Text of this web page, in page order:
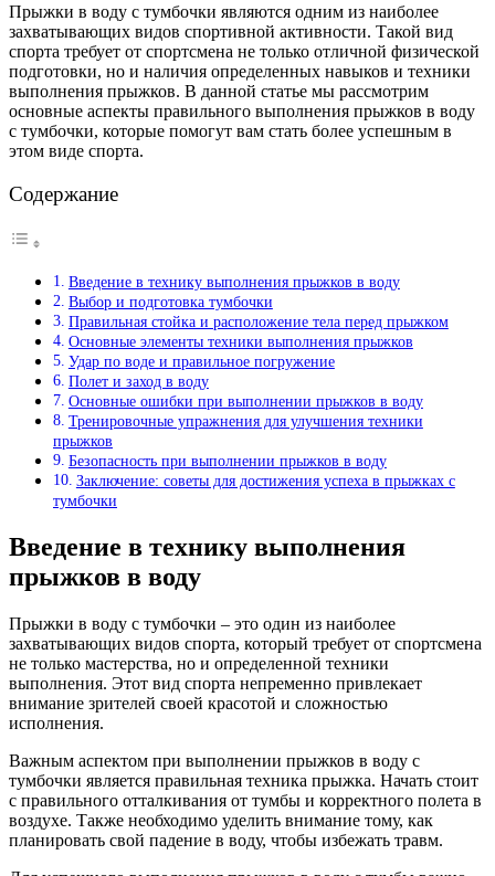
Прыжки в воду с тумбочки являются одним из наиболее
захватывающих видов спортивной активности. Такой вид
спорта требует от спортсмена не только отличной физической
подготовки, но и наличия определенных навыков и техники
выполнения прыжков. В данной статье мы рассмотрим
основные аспекты правильного выполнения прыжков в воду
с тумбочки, которые помогут вам стать более успешным в
этом виде спорта.
Содержание
Введение в технику выполнения прыжков в воду
Выбор и подготовка тумбочки
Правильная стойка и расположение тела перед прыжком
Основные элементы техники выполнения прыжков
Удар по воде и правильное погружение
Полет и заход в воду
Основные ошибки при выполнении прыжков в воду
Тренировочные упражнения для улучшения техники
прыжков
Безопасность при выполнении прыжков в воду
Заключение: советы для достижения успеха в прыжках с
тумбочки
Введение в технику выполнения
прыжков в воду
Прыжки в воду с тумбочки – это один из наиболее
захватывающих видов спорта, который требует от спортсмена
не только мастерства, но и определенной техники
выполнения. Этот вид спорта непременно привлекает
внимание зрителей своей красотой и сложностью
исполнения.
Важным аспектом при выполнении прыжков в воду с
тумбочки является правильная техника прыжка. Начать стоит
с правильного отталкивания от тумбы и корректного полета в
воздухе. Также необходимо уделить внимание тому, как
планировать свой падение в воду, чтобы избежать травм.